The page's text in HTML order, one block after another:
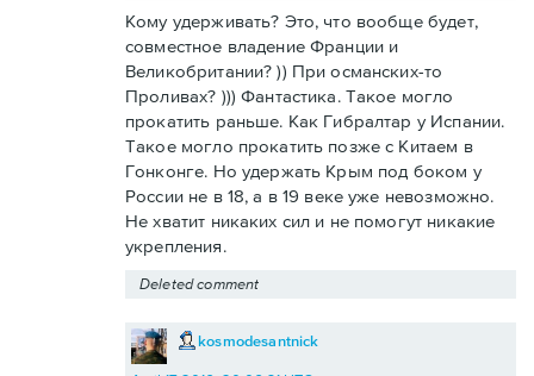
Кому удерживать? Это, что вообще будет,
совместное владение Франции и
Великобритании? )) При османских-то
Проливах? ))) Фантастика. Такое могло
прокатить раньше. Как Гибралтар у Испании.
Такое могло прокатить позже с Китаем в
Гонконге. Но удержать Крым под боком у
России не в 18, а в 19 веке уже невозможно.
Не хватит никаких сил и не помогут никакие
укрепления.
Deleted comment
kosmodesantnick